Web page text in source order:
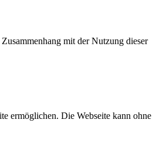
mit der Nutzung dieser
ermöglichen. Die Webseite kann ohne